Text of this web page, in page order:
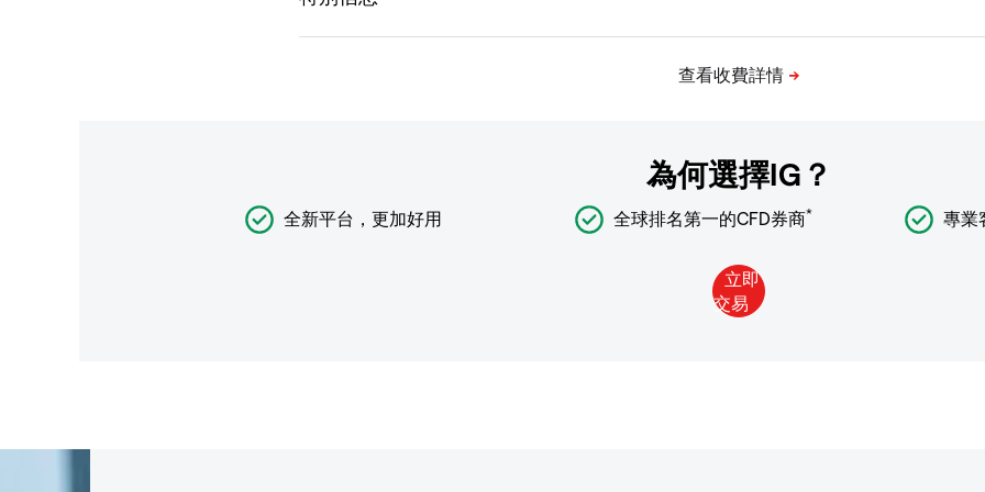
為何選擇IG？
全新平台，更加好用 全球排名第一的CFD券商* 專業